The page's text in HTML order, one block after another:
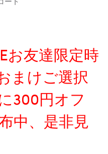
お友達限定時
まけご選択
300円オフ
中、是非見